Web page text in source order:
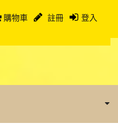
購物車 註冊 登入